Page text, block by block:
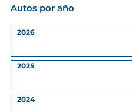
Autos por año
2026
2025
2024